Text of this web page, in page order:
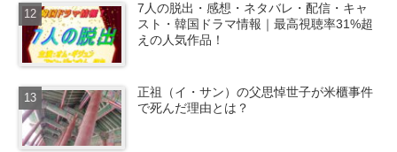
7人の脱出・感想・ネタバレ・配信・キャ
スト・韓国ドラマ情報｜最高視聴率31%超
えの人気作品！
正祖（イ・サン）の父思悼世子が米櫃事件
で死んだ理由とは？